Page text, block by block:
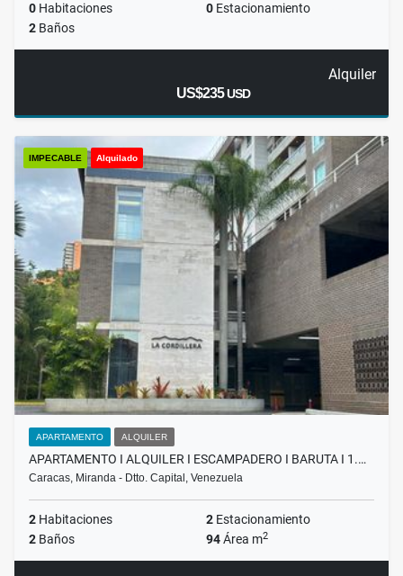
0 Habitaciones 0 Estacionamiento
2 Baños
Alquiler
US$235USD
IMPECABLE Alquilado
APARTAMENTO ALQUILER
APARTAMENTO I ALQUILER I ESCAMPADERO I BARUTA I 1.…
Caracas, Miranda - Dtto. Capital, Venezuela
2 Habitaciones 2 Estacionamiento
2 Baños 94Área m2